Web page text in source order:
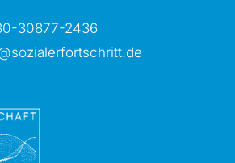
30877-2436